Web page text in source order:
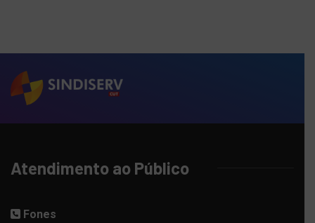
Atendimento ao Público
Fones